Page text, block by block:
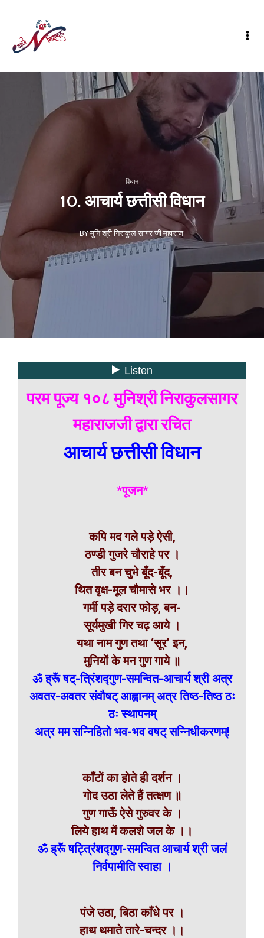
विधान
10. आचार्य छत्तीसी विधान
BY मुनि श्री निराकुल सागर जी महाराज
परम पूज्य १०८ मुनिश्री निराकुलसागर
महाराजजी द्वारा रचित
आचार्य छत्तीसी विधान
*पूजन*
कपि मद गले पड़े ऐसी,
ठण्डी गुजरे चौराहे पर ।
तीर बन चुभे बूँद-बूँद,
थित वृक्ष-मूल चौमासे भर ।।
गर्मी पड़े दरार फोड़, बन-
सूर्यमुखी गिर चढ़ आये ।
यथा नाम गुण तथा ‘सूर’ इन,
मुनियों के मन गुण गाये ॥
ॐ ह्रूॅं षट्-त्रिंशद्गुण-समन्वित-आचार्य श्री अत्र
अवतर-अवतर संवौषट् आह्वानम् अत्र तिष्ठ-तिष्ठ ठः
ठः स्थापनम्
अत्र मम सन्निहितो भव-भव वषट् सन्निधीकरणम्!
काँटों का होते ही दर्शन ।
गोद उठा लेते हैं तत्क्षण ॥
गुण गाऊँ ऐसे गुरुवर के ।
लिये हाथ में कलशे जल के ।।
ॐ ह्रूॅं षट्त्रिंशद्गुण-समन्वितआचार्य श्रीजलं
निर्वपामीति स्वाहा ।
पंजे उठा, बिठा काँधे पर ।
हाथ थमाते तारे-चन्दर ।।